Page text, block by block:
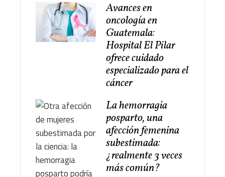
Avances en
oncología en
Guatemala:
Hospital El Pilar
ofrece cuidado
especializado para el
cáncer
La hemorragia
posparto, una
afección femenina
subestimada:
¿realmente 3 veces
más común?